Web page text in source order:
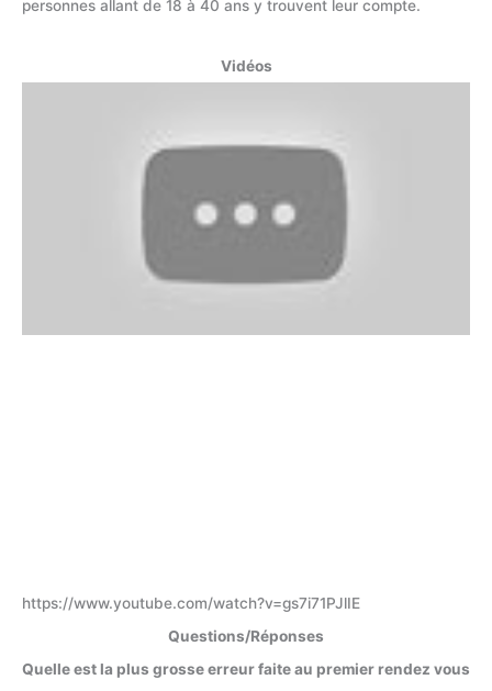
personnes allant de 18 à 40 ans y trouvent leur compte.
Vidéos
https://www.youtube.com/watch?v=gs7i71PJlIE
Questions/Réponses
Quelle est la plus grosse erreur faite au premier rendez vous